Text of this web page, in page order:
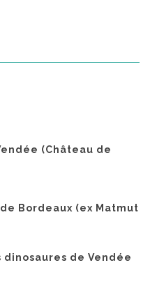
(Château de
Bordeaux (ex Matmut
de Vendée